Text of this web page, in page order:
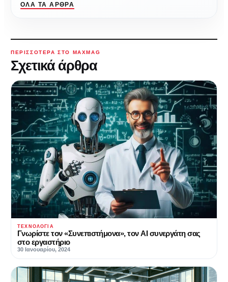
ΌΛΑ ΤΑ ΆΡΘΡΑ
ΠΕΡΙΣΣΌΤΕΡΑ ΣΤΟ MAXMAG
Σχετικά άρθρα
ΤΕΧΝΟΛΟΓΊΑ
Γνωρίστε τον «Συνεπιστήμονα», τον AI συνεργάτη σας
στο εργαστήριο
30 Ιανουαρίου, 2024